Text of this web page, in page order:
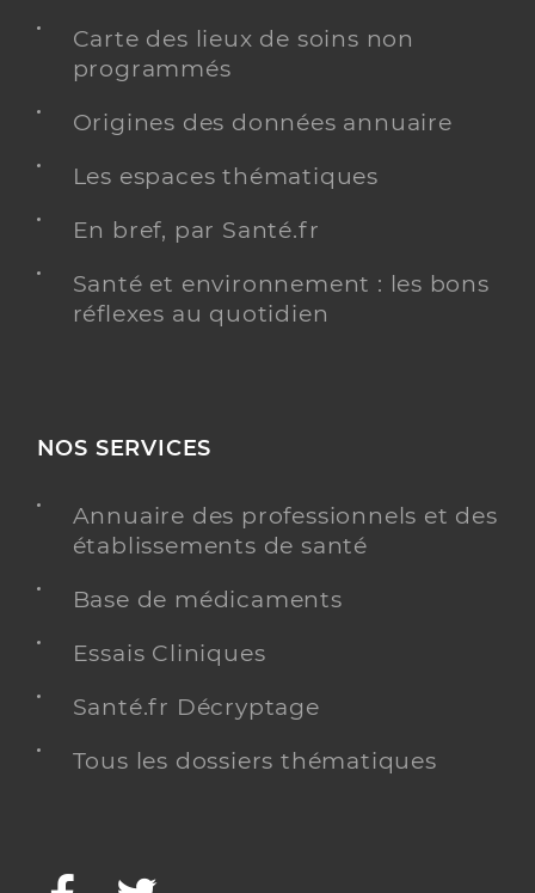
Carte des lieux de soins non
programmés
Origines des données annuaire
Les espaces thématiques
En bref, par Santé.fr
Santé et environnement : les bons
réflexes au quotidien
NOS SERVICES
Annuaire des professionnels et des
établissements de santé
Base de médicaments
Essais Cliniques
Santé.fr Décryptage
Tous les dossiers thématiques
Facebook